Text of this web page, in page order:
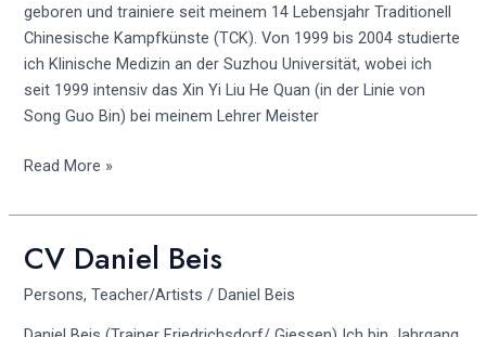
geboren und trainiere seit meinem 14 Lebensjahr Traditionell
Chinesische Kampfkünste (TCK). Von 1999 bis 2004 studierte
ich Klinische Medizin an der Suzhou Universität, wobei ich
seit 1999 intensiv das Xin Yi Liu He Quan (in der Linie von
Song Guo Bin) bei meinem Lehrer Meister
Read More »
CV Daniel Beis
Persons,Teacher/Artists /Daniel Beis
CV
Beis